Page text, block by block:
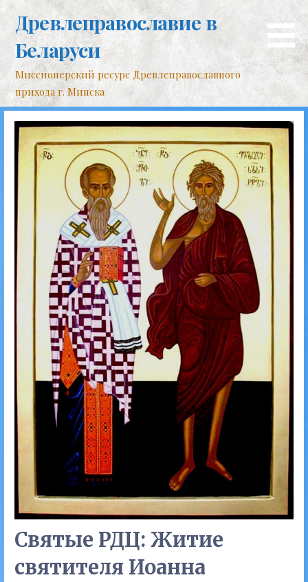
контенту
Древлеправославие в
Беларуси
Миссионерский ресурс Древлеправославного
прихода г. Минска
Святые РДЦ: Житие
святителя Иоанна